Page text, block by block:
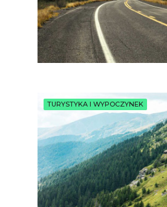
TURYSTYKA I WYPOCZYNEK